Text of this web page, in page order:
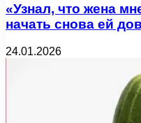
«Узнал, что жена
начать снова ей
24.01.2026